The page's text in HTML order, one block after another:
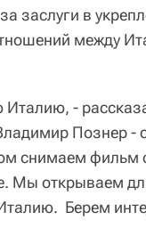
заслуги в
между
-
Познер -
снимаем фильм
Мы открываем
Берем